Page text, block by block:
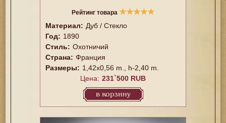
Рейтинг товара ★★★★★
Материал: Дуб / Стекло
Год: 1890
Стиль: Охотничий
Страна: Франция
Размеры: 1,42x0,56 m., h-2,40 m.
Цена: 231`500 RUB
в корзину